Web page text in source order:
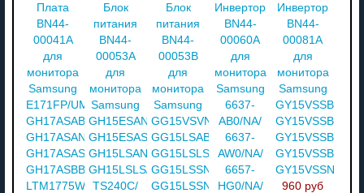
Плата
BN44-
00041A
для
монитора
Samsung
E171FP/UMR/
GH17ASAB/EDC/
GH17ASAN/XAX/
GH17ASAS/XBM/
GH17ASBB/
LTM1775WX/XAA
Блок
питания
BN44-
00053A
для
монитора
Samsung
GH15ESAN/EDC/
GH15ESAS/EDC/
GH15LSAN/
GH15LSLS/
TS240C/
Блок
питания
BN44-
00053B
для
монитора
Samsung
GG15VSVN/XBM/
GG15LSAB/
GG15LSLS/
GG15LSSN/MAG/
GG15LSSN/XBM/
Инвертор
BN44-
00060A
для
монитора
Samsung
6637-
AB0/NA/
6637-
AW0/NA/
6657-
HG0/NA/
Инвертор
BN44-
00081A
для
монитора
Samsung
GY15VSSB/
GY15VSSB/XSE/
GY15VSSB/XSP/
GY15VSSB/ZAT/
GY15VSSN/DZS
960 руб